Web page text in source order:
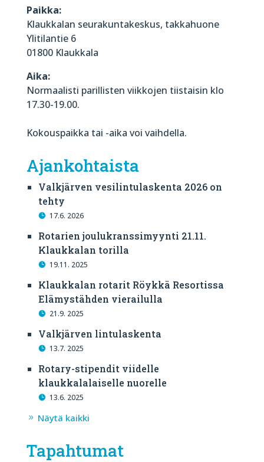
Paikka:
Klaukkalan seurakuntakeskus, takkahuone
Ylitilantie 6
01800 Klaukkala
Aika:
Normaalisti parillisten viikkojen tiistaisin klo
17.30-19.00.
Kokouspaikka tai -aika voi vaihdella.
Ajankohtaista
Valkjärven vesilintulaskenta 2026 on
tehty
17.6. 2026
Rotarien joulukranssimyynti 21.11.
Klaukkalan torilla
19.11. 2025
Klaukkalan rotarit Röykkä Resortissa
Elämystähden vierailulla
21.9. 2025
Valkjärven lintulaskenta
13.7. 2025
Rotary-stipendit viidelle
klaukkalalaiselle nuorelle
13.6. 2025
Näytä kaikki
Tapahtumat